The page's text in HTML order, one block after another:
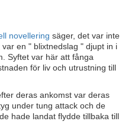
novellering säger, det var inte
en " blixtnedslag " djupt in i
Syftet var här att fånga
för liv och utrustning till
deras ankomst var deras
under tung attack och de
hade landat flydde tillbaka till